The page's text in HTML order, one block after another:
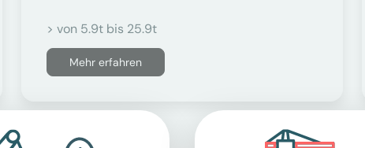
> von 5.9t bis 25.9t
Mehr erfahren